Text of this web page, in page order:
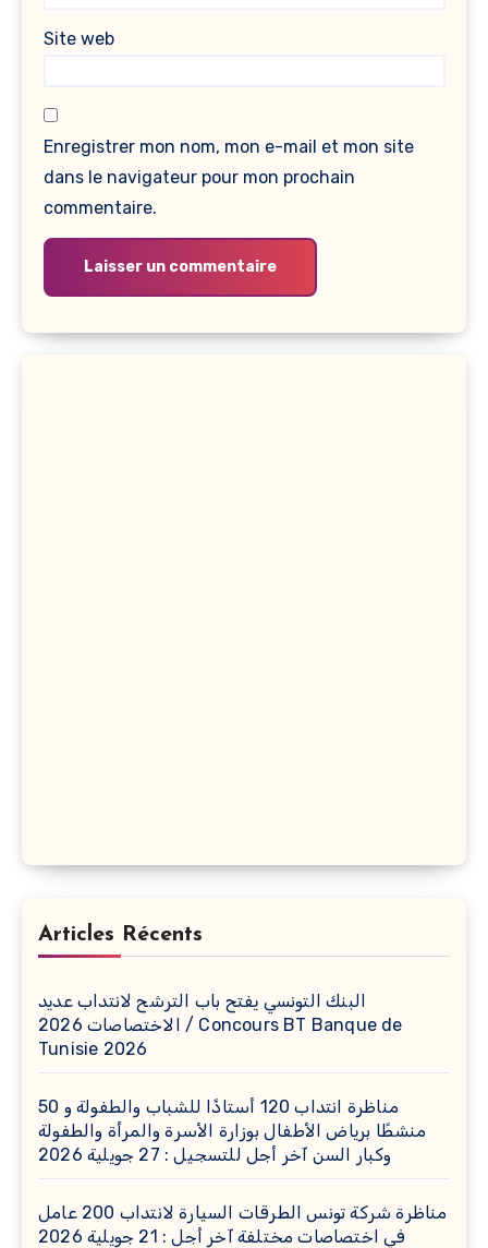
Site web
Enregistrer mon nom, mon e-mail et mon site
dans le navigateur pour mon prochain
commentaire.
Articles Récents
البنك التونسي يفتح باب الترشح لانتداب عديد
الاختصاصات 2026 / Concours BT Banque de
Tunisie 2026
مناظرة انتداب 120 أستاذًا للشباب والطفولة و 50
منشطًا برياض الأطفال بوزارة الأسرة والمرأة والطفولة
وكبار السن آخر أجل للتسجيل : 27 جويلية 2026
مناظرة شركة تونس الطرقات السيارة لانتداب 200 عامل
في اختصاصات مختلفة آخر أجل : 21 جويلية 2026